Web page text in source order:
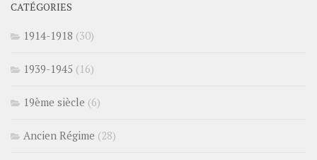
CATÉGORIES
1914-1918 (30)
1939-1945 (16)
19ème siècle (6)
Ancien Régime (28)